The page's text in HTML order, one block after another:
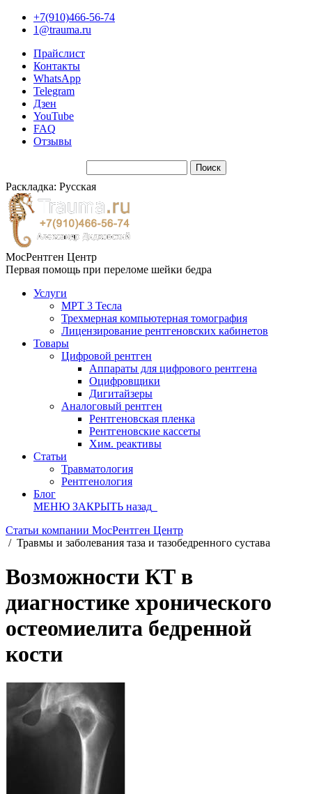
+7(910)466-56-74
1@trauma.ru
Прайслист
Контакты
WhatsApp
Telegram
Дзен
YouTube
FAQ
Отзывы
Раскладка: Русская
МосРентген Центр
Первая помощь при переломе шейки бедра
Услуги
МРТ 3 Тесла
Трехмерная компьютерная томография
Лицензирование рентгеновских кабинетов
Товары
Цифровой рентген
Аппараты для цифрового рентгена
Оцифровщики
Дигитайзеры
Аналоговый рентген
Рентгеновская пленка
Рентгеновские кассеты
Хим. реактивы
Статьи
Травматология
Рентгенология
Блог
МЕНЮ ЗАКРЫТЬ назад
Статьи компании МосРентген Центр
/ Травмы и заболевания таза и тазобедренного сустава
Возможности КТ в
диагностике хронического
остеомиелита бедренной
кости